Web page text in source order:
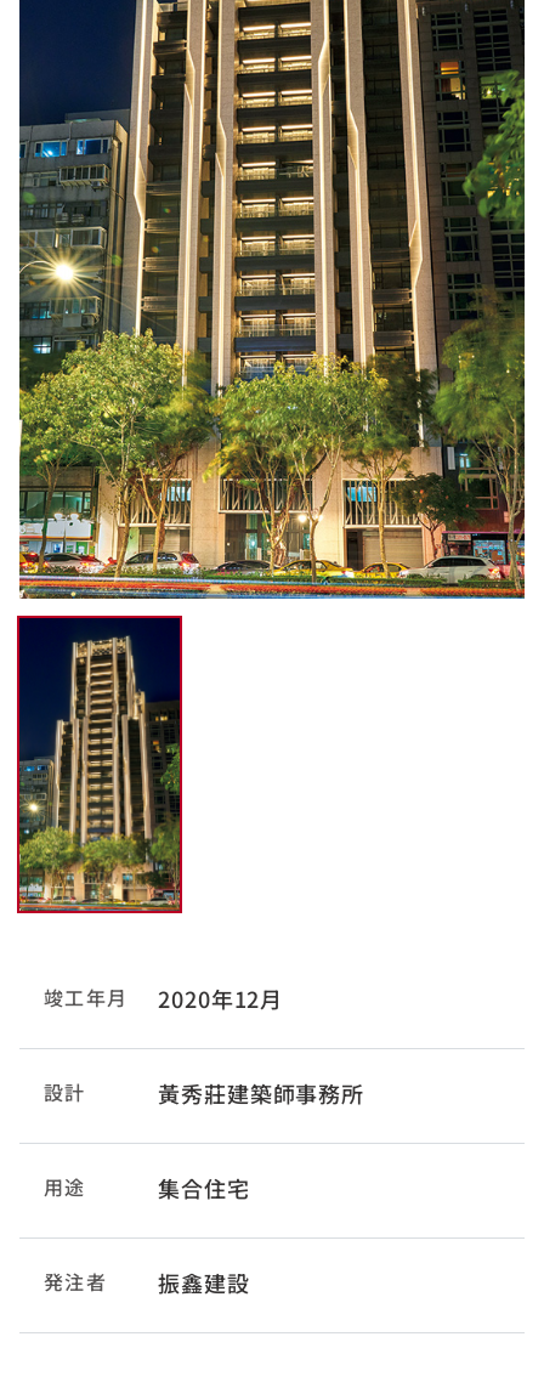
竣工年月 2020年12月
設計 黃秀莊建築師事務所
用途 集合住宅
発注者 振鑫建設